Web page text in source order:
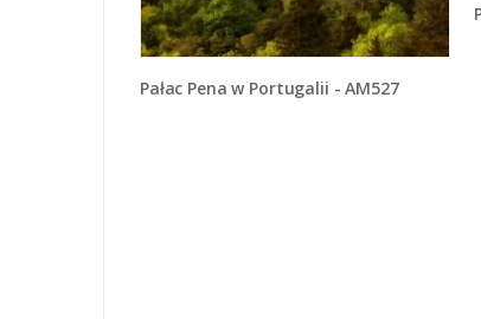
Pałac Pena w Portugalii - AM527